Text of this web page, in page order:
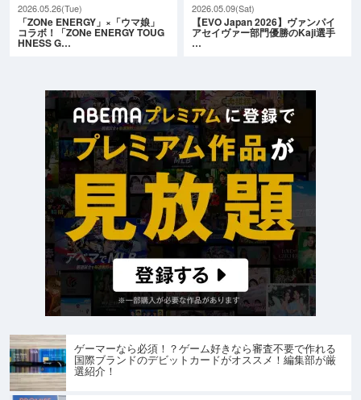
2026.05.26(Tue)
「ZONe ENERGY」×「ウマ娘」
コラボ！「ZONe ENERGY TOUG
HNESS G…
2026.05.09(Sat)
【EVO Japan 2026】ヴァンパイ
アセイヴァー部門優勝のKaji選手
…
ゲーマーなら必須！？ゲーム好きなら審査不要で作れる
国際ブランドのデビットカードがオススメ！編集部が厳
選紹介！